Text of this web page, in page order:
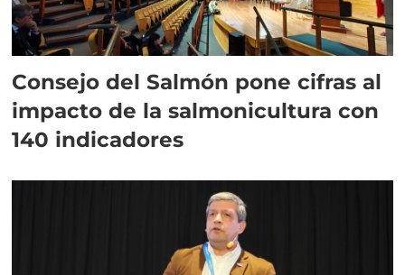
Consejo del Salmón pone cifras al
impacto de la salmonicultura con
140 indicadores